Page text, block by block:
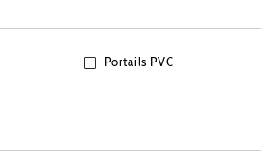
Portails PVC